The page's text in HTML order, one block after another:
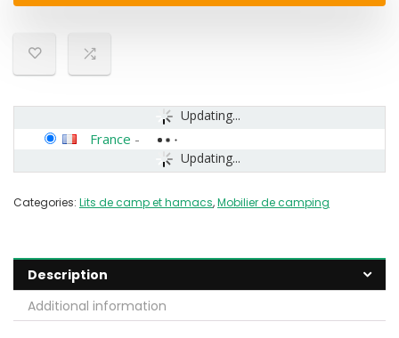
Updating...
Updating...
France -
Categories: Lits de camp et hamacs,Mobilier de camping
Description
Additional information